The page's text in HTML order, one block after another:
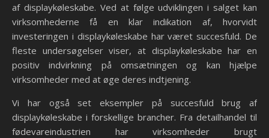
af displaykøleskabe. Ved at følge udviklingen i salget kan
virksomhederne få en klar indikation af, hvorvidt
investeringen i displaykøleskabe har været succesfuld. De
fleste undersøgelser viser, at displaykøleskabe har en
positiv indvirkning på omsætningen og kan hjælpe
virksomheder med at øge deres indtjening.
Vi har også set eksempler på succesfuld brug af
displaykøleskabe i forskellige brancher. Fra detailhandel til
fødevareindustrien har virksomheder brugt